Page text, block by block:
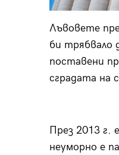
Лъвовете
би трябвало
поставени
сградата на
През 2013 г.
неуморно е